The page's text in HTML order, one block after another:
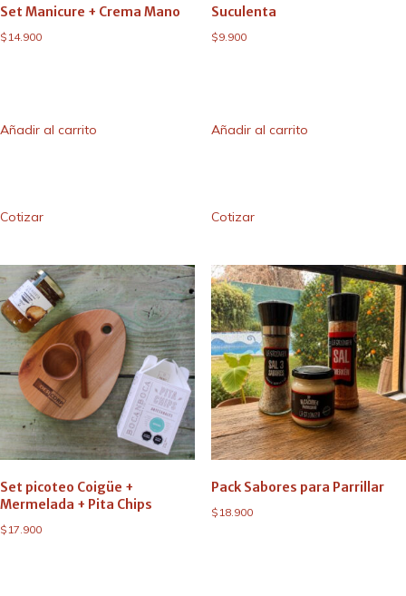
Set Manicure + Crema Mano
$14.900
Añadir al carrito
Cotizar
Suculenta
$9.900
Añadir al carrito
Cotizar
Set picoteo Coigüe +
Mermelada + Pita Chips
$17.900
Pack Sabores para Parrillar
$18.900